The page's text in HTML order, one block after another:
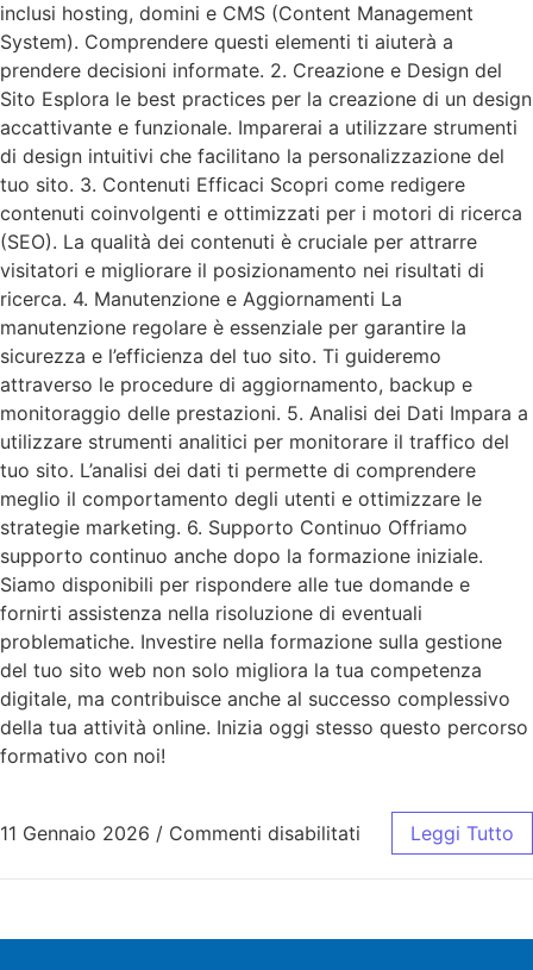
inclusi hosting, domini e CMS (Content Management
System). Comprendere questi elementi ti aiuterà a
prendere decisioni informate. 2. Creazione e Design del
Sito Esplora le best practices per la creazione di un design
accattivante e funzionale. Imparerai a utilizzare strumenti
di design intuitivi che facilitano la personalizzazione del
tuo sito. 3. Contenuti Efficaci Scopri come redigere
contenuti coinvolgenti e ottimizzati per i motori di ricerca
(SEO). La qualità dei contenuti è cruciale per attrarre
visitatori e migliorare il posizionamento nei risultati di
ricerca. 4. Manutenzione e Aggiornamenti La
manutenzione regolare è essenziale per garantire la
sicurezza e l’efficienza del tuo sito. Ti guideremo
attraverso le procedure di aggiornamento, backup e
monitoraggio delle prestazioni. 5. Analisi dei Dati Impara a
utilizzare strumenti analitici per monitorare il traffico del
tuo sito. L’analisi dei dati ti permette di comprendere
meglio il comportamento degli utenti e ottimizzare le
strategie marketing. 6. Supporto Continuo Offriamo
supporto continuo anche dopo la formazione iniziale.
Siamo disponibili per rispondere alle tue domande e
fornirti assistenza nella risoluzione di eventuali
problematiche. Investire nella formazione sulla gestione
del tuo sito web non solo migliora la tua competenza
digitale, ma contribuisce anche al successo complessivo
della tua attività online. Inizia oggi stesso questo percorso
formativo con noi!
11 Gennaio 2026 / Commenti disabilitati Leggi Tutto